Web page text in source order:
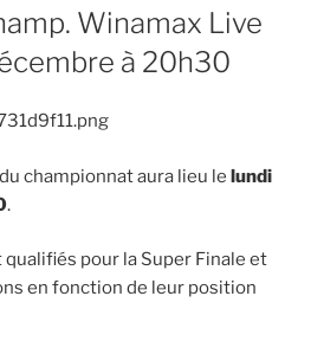
Winamax Live
à 20h30
championnat aura lieu le lundi
.
pour la Super Finale et
en fonction de leur position